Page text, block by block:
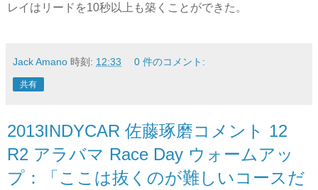
レイはリードを10秒以上も築くことができた。
Jack Amano 時刻: 12:33 0 件のコメント:
共有
2013INDYCAR 佐藤琢磨コメント 12
R2 アラバマ Race Day ウォームアッ
プ：「ここは抜くのが難しいコースだ